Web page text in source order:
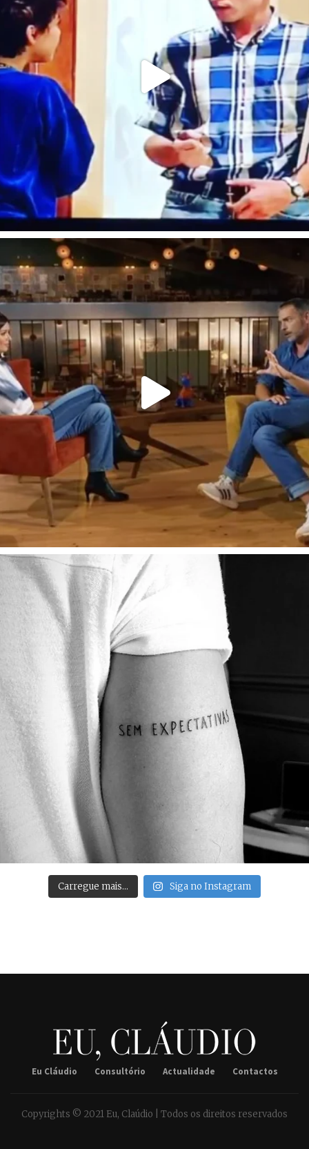
Carregue mais… Siga no Instagram
Eu Cláudio Consultório Actualidade Contactos
Copyrights © 2021 Eu, Claúdio | Todos os direitos reservados